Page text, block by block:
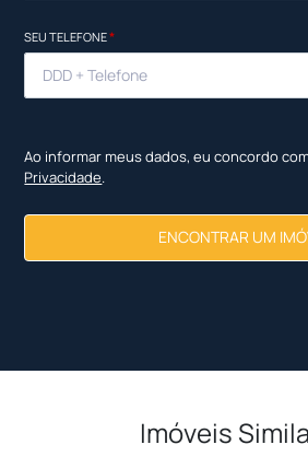
SEU TELEFONE*
Ao informar meus dados, eu concordo
Privacidade.
ENCONTRAR UM
Imóveis